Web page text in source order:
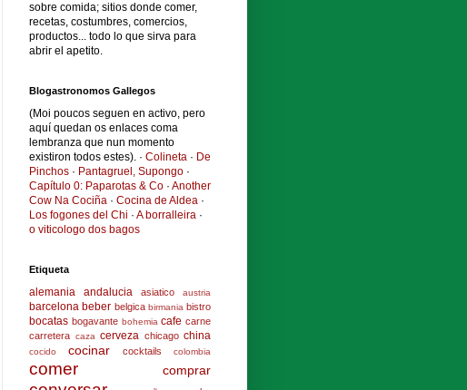
sobre comida; sitios donde comer,
recetas, costumbres, comercios,
productos... todo lo que sirva para
abrir el apetito.
Blogastronomos Gallegos
(Moi poucos seguen en activo, pero
aquí quedan os enlaces coma
lembranza que nun momento
existiron todos estes). · Colineta · De
Pinchos · Pantagruel, Supongo ·
Capítulo 0: Paparotas & Co · Another
Cow Na Cociña · Cocina de Aldea ·
Los fogones del Chi · A borralleira ·
o viticologo dos bagos
Etiqueta
alemania andalucia asiatico austria
barcelona beber belgica birmania bistro
bocatas bogavante bohemia cafe carne
carretera caza cerveza chicago china
cocido cocinar cocktails colombia
comer comprar